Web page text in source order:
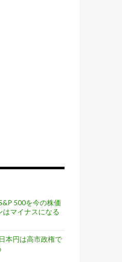
500を今の株価
はマイナスになる
本円は高市政権で